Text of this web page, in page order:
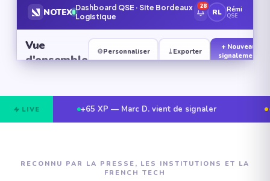
LIVE +65 XP — Marc D. vient de signaler
RECONNU PAR LA PRESSE, LES INSTITUTIONS ET LA
FRENCH TECH